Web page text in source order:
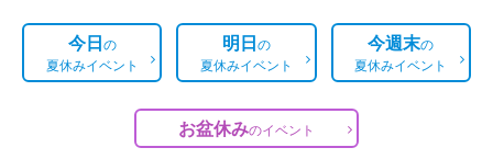
今日の
夏休みイベント
明日の
夏休みイベント
今週末の
夏休みイベント
お盆休みのイベント